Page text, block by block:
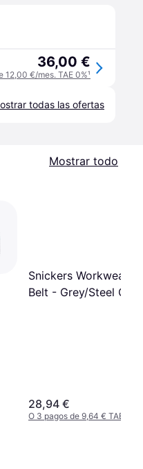
36,00 €
12,00 €/mes. TAE 0%¹
todas las ofertas
Mostrar todo
Snickers Workwear
Belt - Grey/Steel Grey
28,94 €
O 3 pagos de 9,64 € TAE 0%